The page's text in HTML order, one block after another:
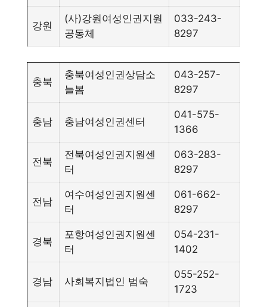
강원
(사)강원여성인권지원
공동체
033-243-
8297
충북
충북여성인권상담소
늘봄
043-257-
8297
충남 충남여성인권센터
041-575-
1366
전북
전북여성인권지원센
터
063-283-
8297
전남
여수여성인권지원센
터
061-662-
8297
경북
포항여성인권지원센
터
054-231-
1402
경남 사회복지법인 범숙
055-252-
1723